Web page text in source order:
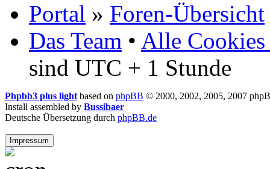
Portal » Foren-Übersicht
Das Team • Alle Cookies
sind UTC + 1 Stunde
Phpbb3 plus light based on phpBB © 2000, 2002, 2005, 2007
Install assembled by Bussibaer
Deutsche Übersetzung durch phpBB.de